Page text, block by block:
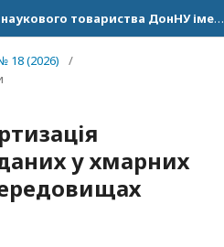
Вісник студентського наукового товариства ДонНУ імені Василя Стуса
18 (2026)
/
у хмарних